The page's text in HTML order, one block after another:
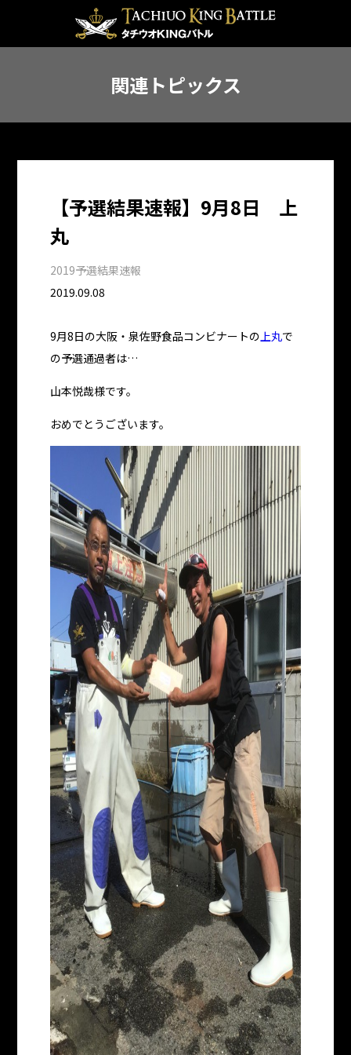
関連トピックス
【予選結果速報】9月8日 上
丸
2019予選結果速報
2019.09.08
9月8日の大阪・泉佐野食品コンビナートの上丸で
の予選通過者は…
山本悦哉様です。
おめでとうございます。